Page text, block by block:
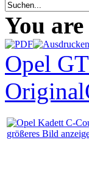
You are
Opel
Original
größeres Bild